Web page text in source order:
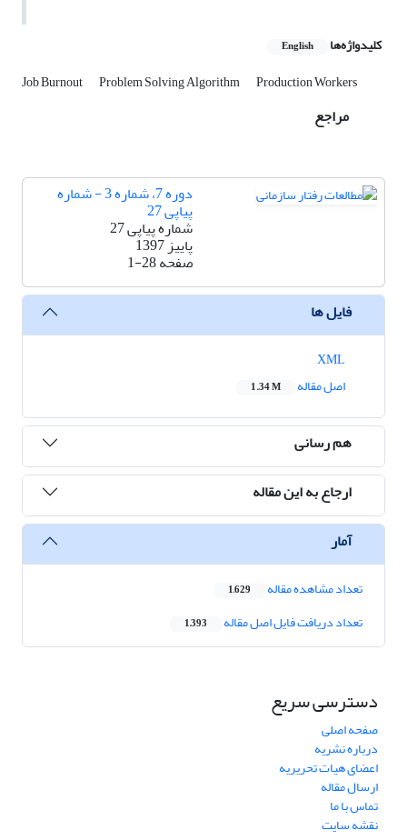
کلیدواژه‌ها English
Job Burnout Problem Solving Algorithm Production Workers
مراجع
دوره 7، شماره 3 - شماره
پیاپی 27
شماره پیاپی 27
پاییز 1397
صفحه1-28
فایل ها
اصل مقاله
1.34 M
هم رسانی
ارجاع به این مقاله
آمار
تعداد مشاهده مقاله 1,629
تعداد دریافت فایل اصل مقاله 1,393
دسترسی سریع
صفحه اصلی
درباره نشریه
اعضای هیات تحریریه
ارسال مقاله
تماس با ما
نقشه سایت